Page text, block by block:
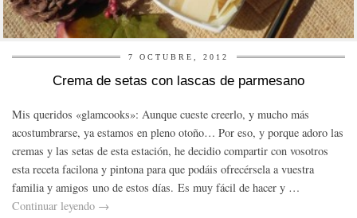
7 OCTUBRE, 2012
Crema de setas con lascas de parmesano
Mis queridos «glamcooks»: Aunque cueste creerlo, y mucho más
acostumbrarse, ya estamos en pleno otoño… Por eso, y porque adoro las
cremas y las setas de esta estación, he decidio compartir con vosotros
esta receta facilona y pintona para que podáis ofrecérsela a vuestra
familia y amigos uno de estos días. Es muy fácil de hacer y …
Continuar leyendo →